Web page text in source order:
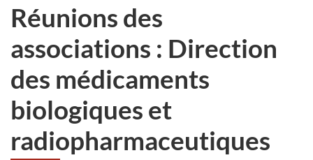
Réunions des
associations : Direction
des médicaments
biologiques et
radiopharmaceutiques